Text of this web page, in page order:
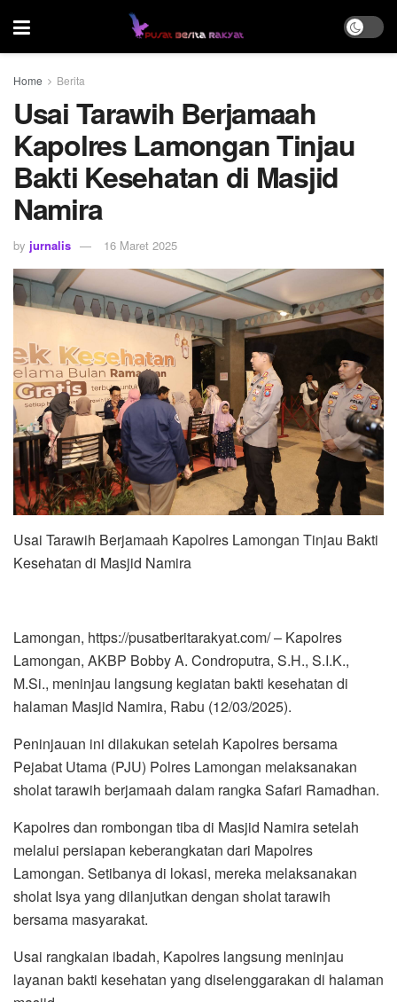
Home Berita
Usai Tarawih Berjamaah
Kapolres Lamongan Tinjau
Bakti Kesehatan di Masjid
Namira
by jurnalis 16 Maret 2025
Usai Tarawih Berjamaah Kapolres Lamongan Tinjau Bakti
Kesehatan di Masjid Namira
Lamongan, https://pusatberitarakyat.com/ – Kapolres
Lamongan, AKBP Bobby A. Condroputra, S.H., S.I.K.,
M.Si., meninjau langsung kegiatan bakti kesehatan di
halaman Masjid Namira, Rabu (12/03/2025).
Peninjauan ini dilakukan setelah Kapolres bersama
Pejabat Utama (PJU) Polres Lamongan melaksanakan
sholat tarawih berjamaah dalam rangka Safari Ramadhan.
Kapolres dan rombongan tiba di Masjid Namira setelah
melalui persiapan keberangkatan dari Mapolres
Lamongan. Setibanya di lokasi, mereka melaksanakan
sholat Isya yang dilanjutkan dengan sholat tarawih
bersama masyarakat.
Usai rangkaian ibadah, Kapolres langsung meninjau
layanan bakti kesehatan yang diselenggarakan di halaman